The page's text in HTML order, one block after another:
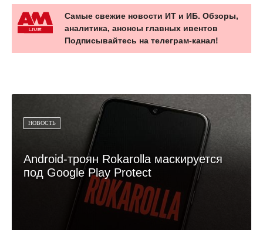
Самые свежие новости ИТ и ИБ. Обзоры,
аналитика, анонсы главных ивентов
Подписывайтесь на телеграм-канал!
НОВОСТЬ
Android-троян Rokarolla маскируется
под Google Play Protect